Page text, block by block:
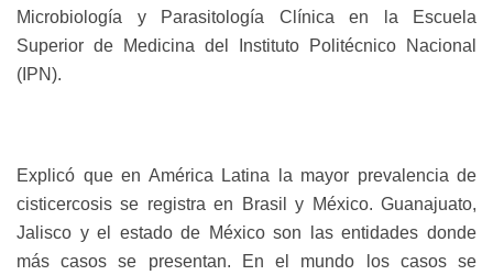
Microbiología y Parasitología Clínica en la Escuela
Superior de Medicina del Instituto Politécnico Nacional
(IPN).
Explicó que en América Latina la mayor prevalencia de
cisticercosis se registra en Brasil y México. Guanajuato,
Jalisco y el estado de México son las entidades donde
más casos se presentan. En el mundo los casos se